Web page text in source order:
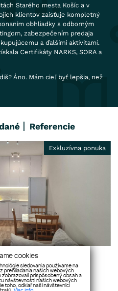
Starého mesta Košíc a v
klientov zaisťuje kompletný
obhliadky s odborným
zabezpečením predaja
a ďalšími aktivitami.
Certifikáty NARKS, SORA a
Áno. Mám cieľ byť lepšia, než
Referencie
Exkluzívna ponuka
cookies
sledovania používame na
prehliadania našich webových
zobrazovali prispôsobený obsah a
návštevnosti našich webových
toho, odkiaľ naši návštevníci